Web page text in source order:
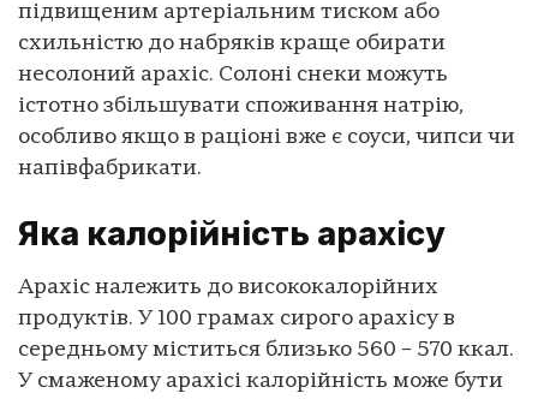
підвищеним артеріальним тиском або
схильністю до набряків краще обирати
несолоний арахіс. Солоні снеки можуть
істотно збільшувати споживання натрію,
особливо якщо в раціоні вже є соуси, чипси чи
напівфабрикати.
Яка калорійність арахісу
Арахіс належить до висококалорійних
продуктів. У 100 грамах сирого арахісу в
середньому міститься близько 560 – 570 ккал.
У смаженому арахісі калорійність може бути